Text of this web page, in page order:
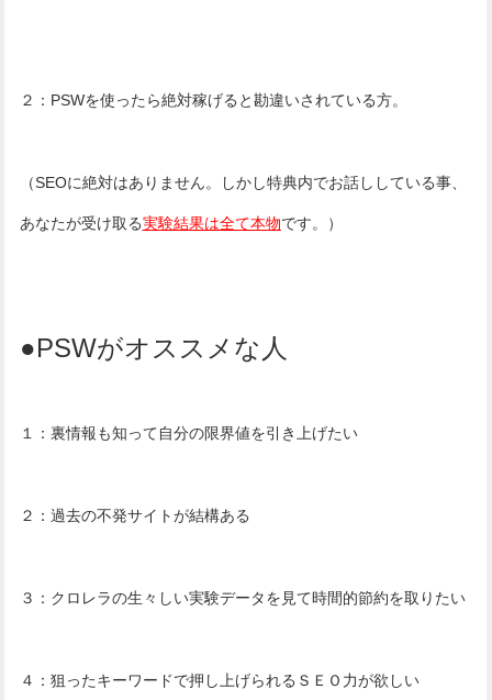
２：PSWを使ったら絶対稼げると勘違いされている方。
（SEOに絶対はありません。しかし特典内でお話ししている事、
あなたが受け取る実験結果は全て本物です。）
●PSWがオススメな人
１：裏情報も知って自分の限界値を引き上げたい
２：過去の不発サイトが結構ある
３：クロレラの生々しい実験データを見て時間的節約を取りたい
４：狙ったキーワードで押し上げられるＳＥＯ力が欲しい